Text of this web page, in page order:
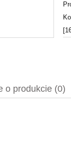
ewentualnych kosztów
o produkcie (0)